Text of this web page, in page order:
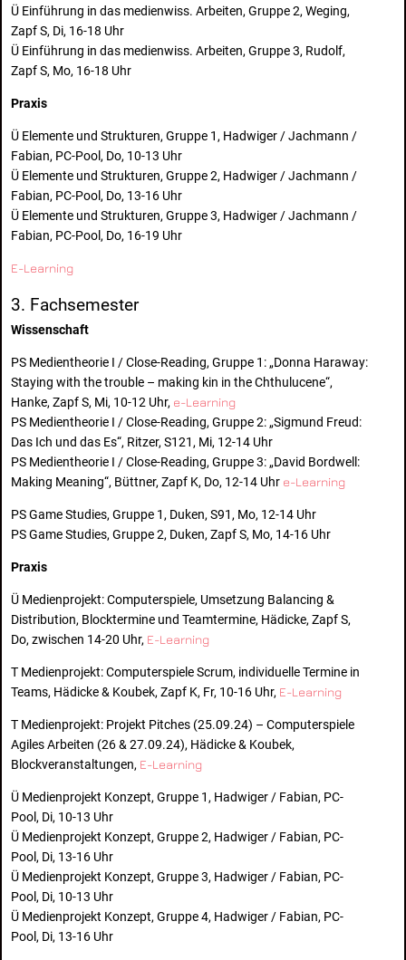
Ü Einführung in das medienwiss. Arbeiten, Gruppe 2, Weging,
Zapf S, Di, 16-18 Uhr
Ü Einführung in das medienwiss. Arbeiten, Gruppe 3, Rudolf,
Zapf S, Mo, 16-18 Uhr
Praxis
Ü Elemente und Strukturen, Gruppe 1, Hadwiger / Jachmann /
Fabian, PC-Pool, Do, 10-13 Uhr
Ü Elemente und Strukturen, Gruppe 2, Hadwiger / Jachmann /
Fabian, PC-Pool, Do, 13-16 Uhr
Ü Elemente und Strukturen, Gruppe 3, Hadwiger / Jachmann /
Fabian, PC-Pool, Do, 16-19 Uhr
E-Learning
3. Fachsemester
Wissenschaft
PS Medientheorie I / Close-Reading, Gruppe 1: „Donna Haraway:
Staying with the trouble – making kin in the Chthulucene“,
Hanke, Zapf S, Mi, 10-12 Uhr, e-Learning
PS Medientheorie I / Close-Reading, Gruppe 2: „Sigmund Freud:
Das Ich und das Es“, Ritzer, S121, Mi, 12-14 Uhr
PS Medientheorie I / Close-Reading, Gruppe 3: „David Bordwell:
Making Meaning“, Büttner, Zapf K, Do, 12-14 Uhr e-Learning
PS Game Studies, Gruppe 1, Duken, S91, Mo, 12-14 Uhr
PS Game Studies, Gruppe 2, Duken, Zapf S, Mo, 14-16 Uhr
Praxis
Ü Medienprojekt: Computerspiele, Umsetzung Balancing &
Distribution, Blocktermine und Teamtermine, Hädicke, Zapf S,
Do, zwischen 14-20 Uhr, E-Learning
T Medienprojekt: Computerspiele Scrum, individuelle Termine in
Teams, Hädicke & Koubek, Zapf K, Fr, 10-16 Uhr, E-Learning
T Medienprojekt: Projekt Pitches (25.09.24) – Computerspiele
Agiles Arbeiten (26 & 27.09.24), Hädicke & Koubek,
Blockveranstaltungen, E-Learning
Ü Medienprojekt Konzept, Gruppe 1, Hadwiger / Fabian, PC-
Pool, Di, 10-13 Uhr
Ü Medienprojekt Konzept, Gruppe 2, Hadwiger / Fabian, PC-
Pool, Di, 13-16 Uhr
Ü Medienprojekt Konzept, Gruppe 3, Hadwiger / Fabian, PC-
Pool, Di, 10-13 Uhr
Ü Medienprojekt Konzept, Gruppe 4, Hadwiger / Fabian, PC-
Pool, Di, 13-16 Uhr